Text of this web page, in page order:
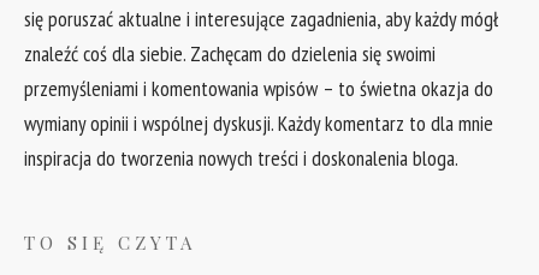
się poruszać aktualne i interesujące zagadnienia, aby każdy mógł
znaleźć coś dla siebie. Zachęcam do dzielenia się swoimi
przemyśleniami i komentowania wpisów – to świetna okazja do
wymiany opinii i wspólnej dyskusji. Każdy komentarz to dla mnie
inspiracja do tworzenia nowych treści i doskonalenia bloga.
TO SIĘ CZYTA